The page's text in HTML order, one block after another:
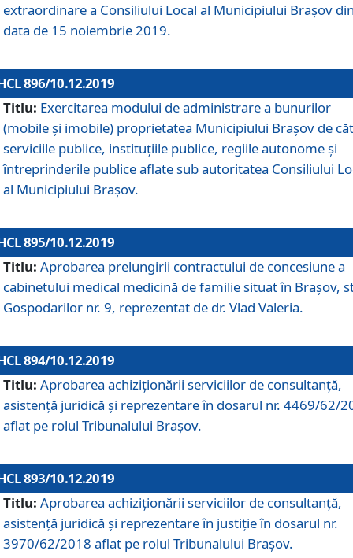
extraordinare a Consiliului Local al Municipiului Brașov
data de 15 noiembrie 2019.
896/10.12.2019
Titlu: Exercitarea modului de administrare a bunurilor
(mobile și imobile) proprietatea Municipiului Brașov de
serviciile publice, instituțiile publice, regiile autonome și
întreprinderile publice aflate sub autoritatea Consiliului
al Municipiului Brașov.
895/10.12.2019
Titlu: Aprobarea prelungirii contractului de concesiune a
cabinetului medical medicină de familie situat în Braşov,
Gospodarilor nr. 9, reprezentat de dr. Vlad Valeria.
894/10.12.2019
Titlu: Aprobarea achiziţionării serviciilor de consultanţă,
asistenţă juridică şi reprezentare în dosarul nr. 4469/62/
aflat pe rolul Tribunalului Braşov.
893/10.12.2019
Titlu: Aprobarea achiziţionării serviciilor de consultanţă,
asistenţă juridică şi reprezentare în justiţie în dosarul nr.
3970/62/2018 aflat pe rolul Tribunalului Braşov.